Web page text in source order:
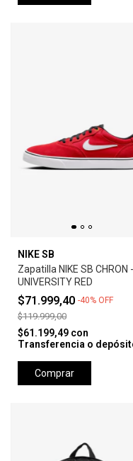
NIKE SB
Zapatilla NIKE SB CHRON -
UNIVERSITY RED
$71.999,40 -40% OFF
$119.999,00
$61.199,49 con
Transferencia o
Comprar